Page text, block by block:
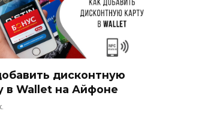
дисконтную
в Wallet на Айфоне